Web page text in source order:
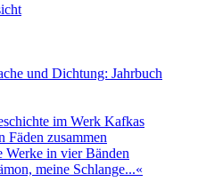
und Dichtung: Jahrbuch
im Werk Kafkas
zusammen
Werke in vier Bänden
meine Schlange...«